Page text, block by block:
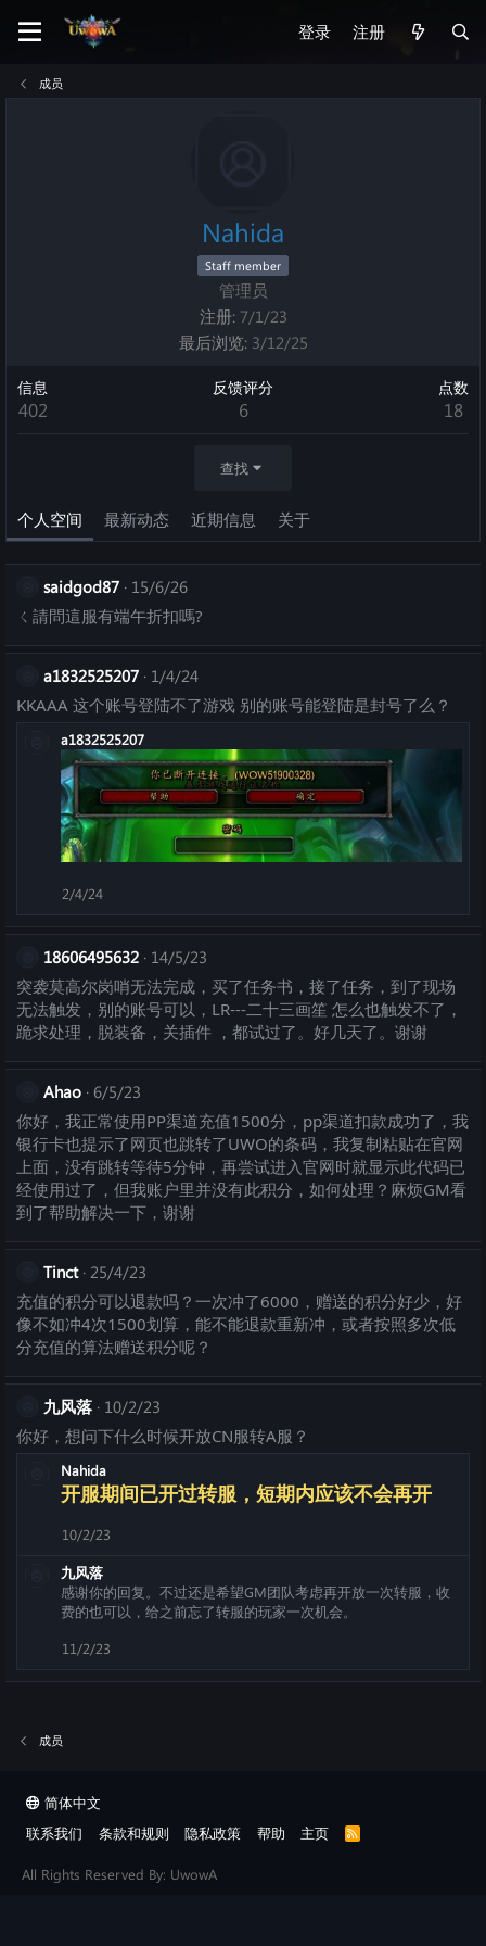
登录 注册
成员
Nahida
Staff member
管理员
注册 7/1/23
最后浏览 3/12/25
信息
402
反馈评分
6
点数
18
查找
个人空间 最新动态 近期信息 关于
saidgod87 15/6/26
ㄑ請問這服有端午折扣嗎?
a1832525207 1/4/24
KKAAA 这个账号登陆不了游戏 别的账号能登陆是封号了么？
a1832525207
2/4/24
18606495632 14/5/23
突袭莫高尔岗哨无法完成，买了任务书，接了任务，到了现场
无法触发，别的账号可以，LR---二十三画笙 怎么也触发不了，
跪求处理，脱装备，关插件 ，都试过了。好几天了。谢谢
Ahao 6/5/23
你好，我正常使用PP渠道充值1500分，pp渠道扣款成功了，我
银行卡也提示了网页也跳转了UWO的条码，我复制粘贴在官网
上面，没有跳转等待5分钟，再尝试进入官网时就显示此代码已
经使用过了，但我账户里并没有此积分，如何处理？麻烦GM看
到了帮助解决一下，谢谢
Tinct 25/4/23
充值的积分可以退款吗？一次冲了6000，赠送的积分好少，好
像不如冲4次1500划算，能不能退款重新冲，或者按照多次低
分充值的算法赠送积分呢？
九风落 10/2/23
你好，想问下什么时候开放CN服转A服？
Nahida
开服期间已开过转服，短期内应该不会再开
10/2/23
九风落
感谢你的回复。不过还是希望GM团队考虑再开放一次转服，收
费的也可以，给之前忘了转服的玩家一次机会。
11/2/23
成员
简体中文
联系我们
条款和规则 隐私政策 帮助 主页
R
All Rights Reserved By: UwowA